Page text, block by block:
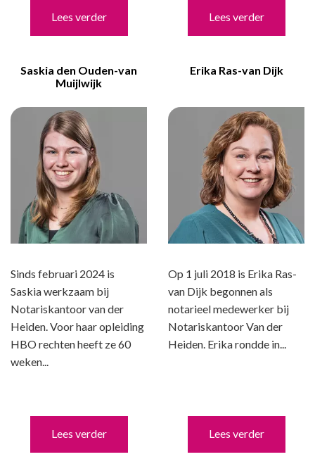
Lees verder Lees verder
Saskia den Ouden-van
Muijlwijk
Sinds februari 2024 is
Saskia werkzaam bij
Notariskantoor van der
Heiden. Voor haar opleiding
HBO rechten heeft ze 60
weken...
Lees verder
Erika Ras-van Dijk
Op 1 juli 2018 is Erika Ras-
van Dijk begonnen als
notarieel medewerker bij
Notariskantoor Van der
Heiden. Erika rondde in...
Lees verder